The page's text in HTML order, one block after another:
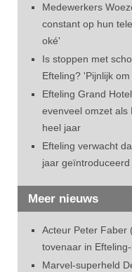
Medewerkers
constant op hun
oké'
Is stoppen met
Efteling? 'Pijnlijk
Efteling Grand
evenveel omzet als
heel jaar
Efteling verwacht
jaar
Meer nieuws
Acteur Peter Faber
tovenaar in
Marvel-superheld